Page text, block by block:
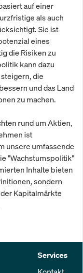
auf einer
als auch
Sie ist
eines
die Risiken zu
kann dazu
die
und das Land
zu machen.
rund um Aktien,
ist
unsere umfassende
"Wachstumspolitik"
Inhalte bieten
sondern
Kapitalmärkte
Services